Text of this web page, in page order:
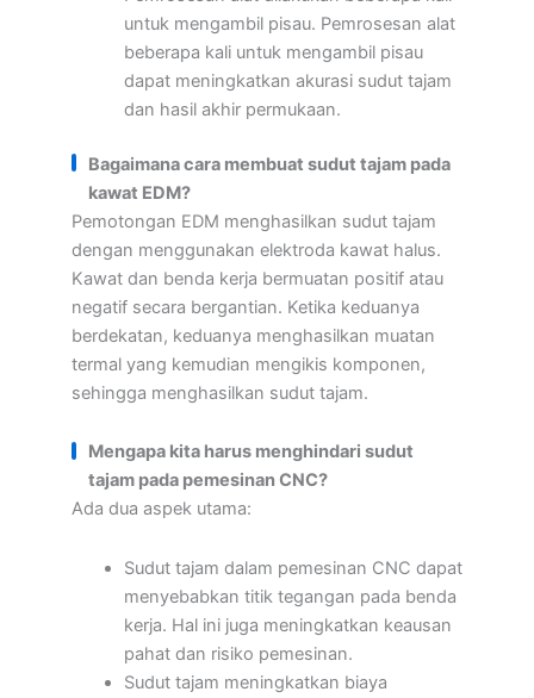
untuk mengambil pisau. Pemrosesan alat
beberapa kali untuk mengambil pisau
dapat meningkatkan akurasi sudut tajam
dan hasil akhir permukaan.
Bagaimana cara membuat sudut tajam pada
kawat EDM?
Pemotongan EDM menghasilkan sudut tajam
dengan menggunakan elektroda kawat halus.
Kawat dan benda kerja bermuatan positif atau
negatif secara bergantian. Ketika keduanya
berdekatan, keduanya menghasilkan muatan
termal yang kemudian mengikis komponen,
sehingga menghasilkan sudut tajam.
Mengapa kita harus menghindari sudut
tajam pada pemesinan CNC?
Ada dua aspek utama:
Sudut tajam dalam pemesinan CNC dapat
menyebabkan titik tegangan pada benda
kerja. Hal ini juga meningkatkan keausan
pahat dan risiko pemesinan.
Sudut tajam meningkatkan biaya